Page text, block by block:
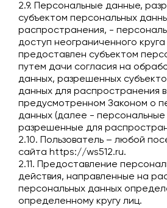
2.9. Персональные данные,
субъектом персональных
распространения, -
доступ неограниченного
предоставлен субъектом
путем дачи согласия на
данных, разрешенных
данных для распространения
предусмотренном Законом о
данных (далее - персональные
разрешенные для
2.10. Пользователь – любой
сайта https://ws512.ru.
2.11. Предоставление
действия, направленные на
персональных данных
определенному кругу лиц.